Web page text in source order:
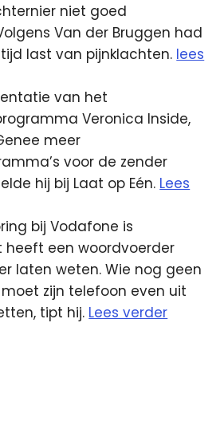
niet goed
Van der Bruggen had
last van pijnklachten. lees
van het
Veronica Inside,
meer
voor de zender
hij bij Laat op Eén. Lees
bij Vodafone is
heeft een woordvoerder
laten weten. Wie nog geen
zijn telefoon even uit
tipt hij. Lees verder